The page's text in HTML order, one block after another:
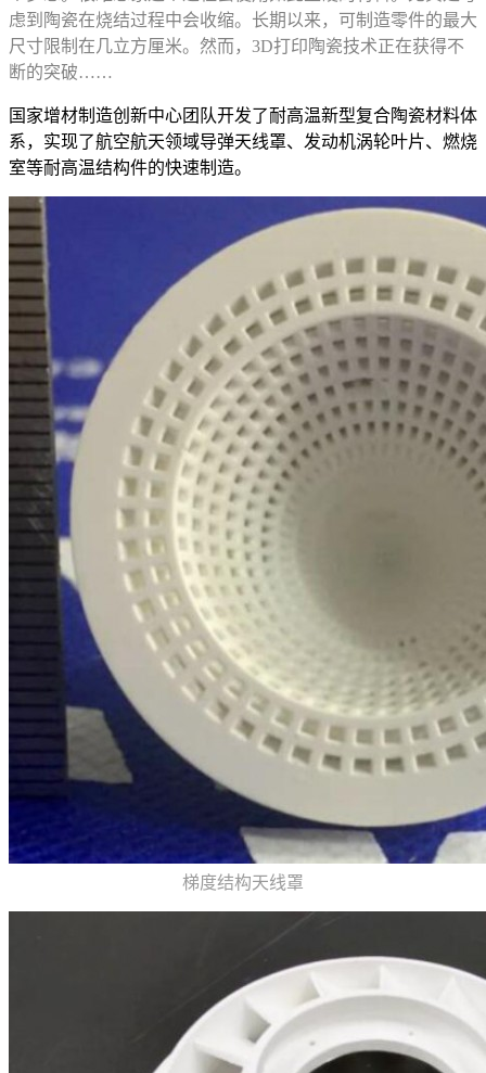
虑到陶瓷在烧结过程中会收缩。长期以来，可制造零件的最大
尺寸限制在几立方厘米。然而，3D打印陶瓷技术正在获得不
断的突破……
国家增材制造创新中心团队开发了耐高温新型复合陶瓷材料体
系，实现了航空航天领域导弹天线罩、发动机涡轮叶片、燃烧
室等耐高温结构件的快速制造。
梯度结构天线罩